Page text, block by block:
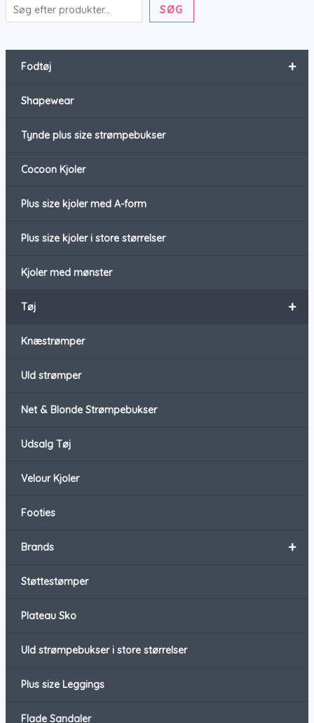
SØG
+
Fodtøj
Shapewear
Tynde plus size strømpebukser
Cocoon Kjoler
Plus size kjoler med A-form
Plus size kjoler i store størrelser
Kjoler med mønster
+
Tøj
Knæstrømper
Uld strømper
Net & Blonde Strømpebukser
Udsalg Tøj
Velour Kjoler
Footies
+
Brands
Støttestømper
Plateau Sko
Uld strømpebukser i store størrelser
Plus size Leggings
Flade Sandaler